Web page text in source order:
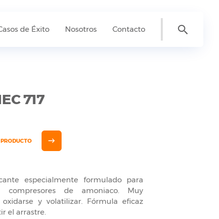
de Éxito Nosotros Contacto
717
especialmente formulado para
compresores de amoniaco. Muy
y volatilizar. Fórmula eficaz
el arrastre.